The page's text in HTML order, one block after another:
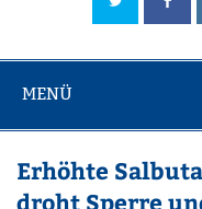
MENÜ
Erhöhte
droht Sperre